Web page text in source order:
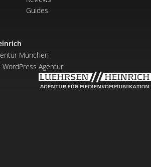
Guides
München
Agentur